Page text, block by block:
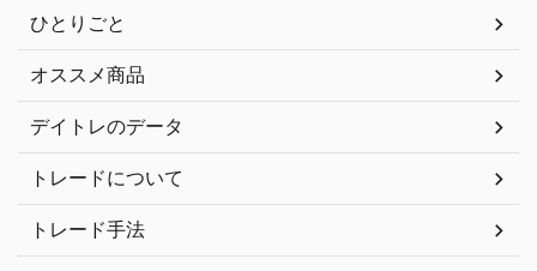
ひとりごと
オススメ商品
デイトレのデータ
トレードについて
トレード手法